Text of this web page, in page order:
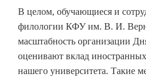
В целом, обучающиеся и
филологии КФУ им. В. И.
масштабность организации
оценивают вклад
нашего университета. Такие